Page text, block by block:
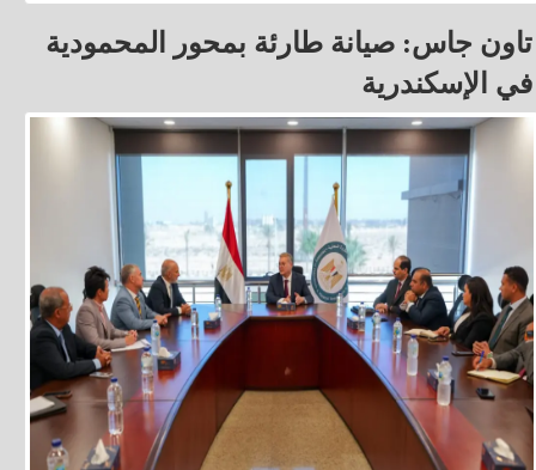
تاون جاس: صيانة طارئة بمحور المحمودية
في الإسكندرية